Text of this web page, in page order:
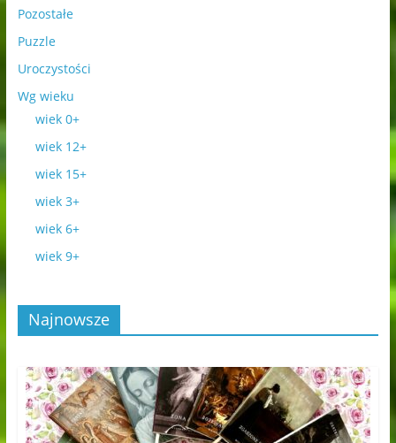
Pozostałe
Puzzle
Uroczystości
Wg wieku
wiek 0+
wiek 12+
wiek 15+
wiek 3+
wiek 6+
wiek 9+
Najnowsze